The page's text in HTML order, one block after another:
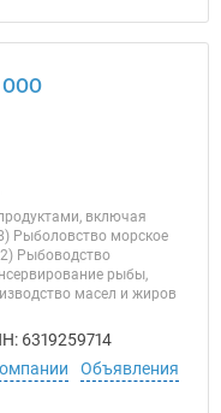
ООО
включая
Рыболовство морское
Рыбоводство
рыбы,
масел и жиров
6319259714
Объявления